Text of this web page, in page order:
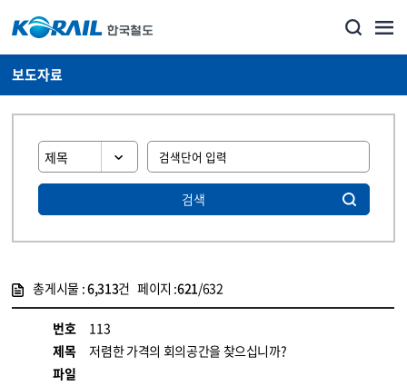
보도자료
검색
총게시물 :6,313건 페이지 :621/632
번호
113
제목
저렴한 가격의 회의공간을 찾으십니까?
파일